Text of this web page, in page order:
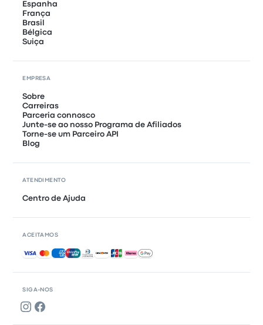
SIGA-NOS
Espanha
França
Brasil
Bélgica
Suiça
EMPRESA
Sobre
Carreiras
Parceria connosco
Junte-se ao nosso Programa de Afiliados
Torne-se um Parceiro API
Blog
ATENDIMENTO
Centro de Ajuda
ACEITAMOS
Pagamentos aceites